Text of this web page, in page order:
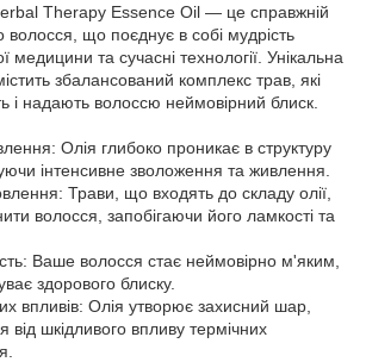
Therapy Essence Oil — це справжній
волосся, що поєднує в собі мудрість
медицини та сучасні технології. Унікальна
збалансований комплекс трав, які
і надають волоссю неймовірний блиск.
Олія глибоко проникає в структуру
інтенсивне зволоження та живлення.
Трави, що входять до складу олії,
волосся, запобігаючи його ламкості та
Ваше волосся стає неймовірно м'яким,
здорового блиску.
впливів: Олія утворює захисний шар,
від шкідливого впливу термічних